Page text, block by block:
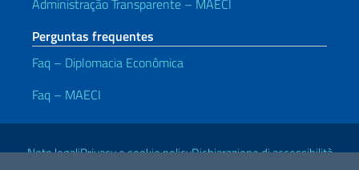
Administração Transparente – MAECI
Perguntas frequentes
Faq – Diplomacia Econômica
Faq – MAECI
Links Úteis
Note legaliPrivacy e cookie policyDichiarazione di accessibilità